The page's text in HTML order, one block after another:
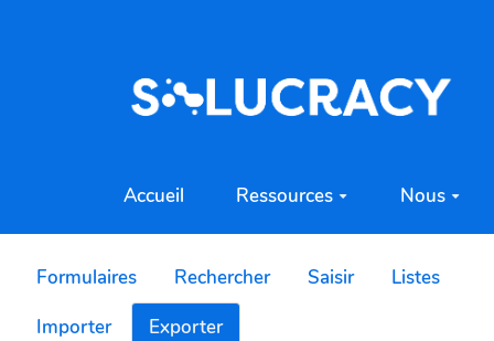
Accueil Ressources Nous
Formulaires Rechercher Saisir
Listes
Importer
Exporter